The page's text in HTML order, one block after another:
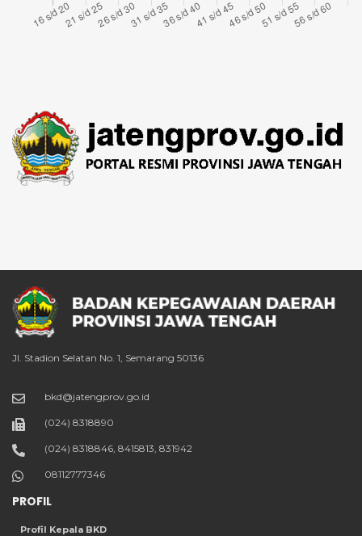
Jl. Stadion Selatan No. 1, Semarang 50136
bkd@jatengprov.go.id
(024) 8318890
(024) 8318846, 8415813, 831942
08112777346
PROFIL
Profil Kepala BKD